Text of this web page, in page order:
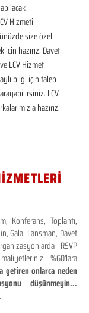
Hizmeti
size özel
hazırız. Davet
LCV Hizmet
bilgi için talep
LCV
hazırız.
Konferans, Toplantı,
Gala, Lansman, Davet
RSVP
%60'lara
getiren onlarca neden
düşünmeyin...